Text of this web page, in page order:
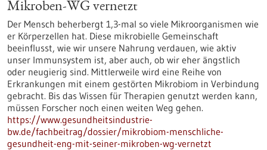
Mikroben-WG vernetzt
Der Mensch beherbergt 1,3-mal so viele Mikroorganismen wie
er Körperzellen hat. Diese mikrobielle Gemeinschaft
beeinflusst, wie wir unsere Nahrung verdauen, wie aktiv
unser Immunsystem ist, aber auch, ob wir eher ängstlich
oder neugierig sind. Mittlerweile wird eine Reihe von
Erkrankungen mit einem gestörten Mikrobiom in Verbindung
gebracht. Bis das Wissen für Therapien genutzt werden kann,
müssen Forscher noch einen weiten Weg gehen.
https://www.gesundheitsindustrie-
bw.de/fachbeitrag/dossier/mikrobiom-menschliche-
gesundheit-eng-mit-seiner-mikroben-wg-vernetzt